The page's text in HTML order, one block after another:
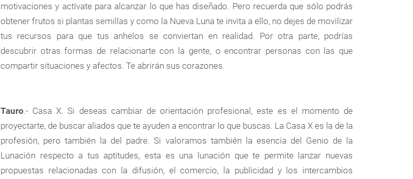
motivaciones y actívate para alcanzar lo que has diseñado. Pero recuerda que sólo podrás
obtener frutos si plantas semillas y como la Nueva Luna te invita a ello, no dejes de movilizar
tus recursos para que tus anhelos se conviertan en realidad. Por otra parte, podrías
descubrir otras formas de relacionarte con la gente, o encontrar personas con las que
compartir situaciones y afectos. Te abrirán sus corazones.
Tauro.- Casa X. Si deseas cambiar de orientación profesional, este es el momento de
proyectarte, de buscar aliados que te ayuden a encontrar lo que buscas. La Casa X es la de la
profesión, pero también la del padre. Si valoramos también la esencia del Genio de la
Lunación respecto a tus aptitudes, esta es una lunación que te permite lanzar nuevas
propuestas relacionadas con la difusión, el comercio, la publicidad y los intercambios